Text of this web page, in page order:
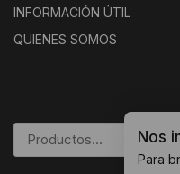
INFORMACIÓN ÚTIL
QUIENES SOMOS
Nos
Para